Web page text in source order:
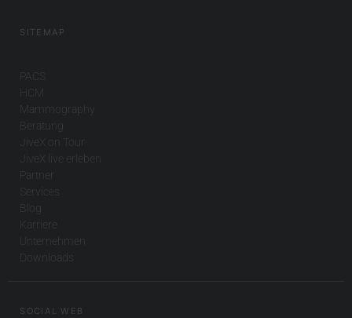
SITEMAP
PACS
HCM
Mammography
Beratung
JiveX on Tour
JiveX live erleben
Partner
Services
Blog
Karriere
Unternehmen
Downloads
SOCIAL WEB